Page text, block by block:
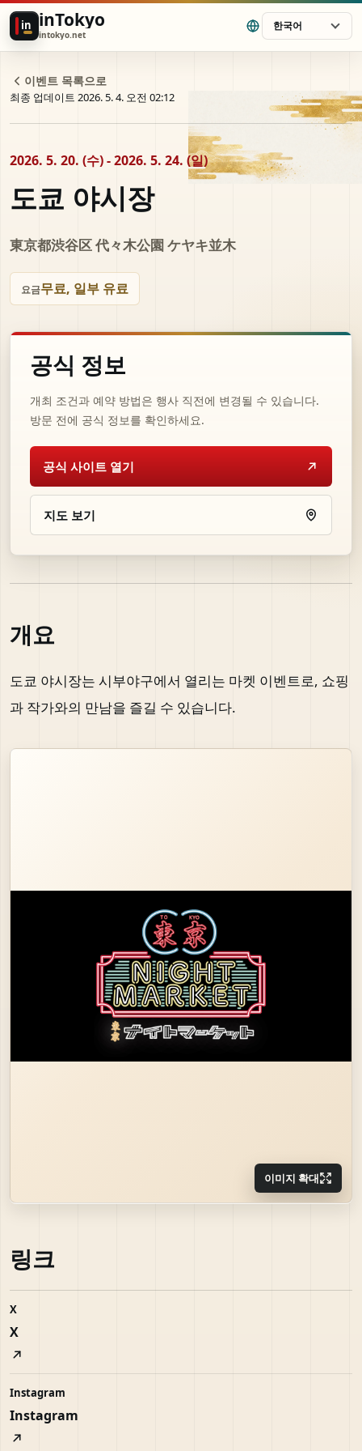
in inTokyo
intokyo.net
한국어
이벤트 목록으로
최종 업데이트 2026. 5. 4. 오전 02:12
2026. 5. 20. (수) - 2026. 5. 24. (일)
도쿄 야시장
東京都渋谷区 代々木公園 ケヤキ並木
요금무료, 일부 유료
공식 정보
개최 조건과 예약 방법은 행사 직전에 변경될 수 있습니다.
방문 전에 공식 정보를 확인하세요.
공식 사이트 열기
지도 보기
개요
도쿄 야시장는 시부야구에서 열리는 마켓 이벤트로, 쇼핑
과 작가와의 만남을 즐길 수 있습니다.
이미지 확대
링크
X
X
Instagram
Instagram